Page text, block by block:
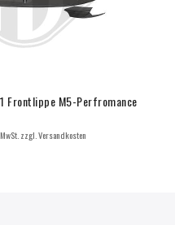
Frontlippe M5-Perfromance
zzgl. Versandkosten